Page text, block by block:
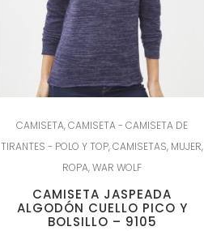
CAMISETA,CAMISETA - CAMISETA DE
TIRANTES - POLO Y TOP,CAMISETAS, MUJER,
ROPA,WAR WOLF
CAMISETA JASPEADA
ALGODÓN CUELLO PICO Y
BOLSILLO – 9105